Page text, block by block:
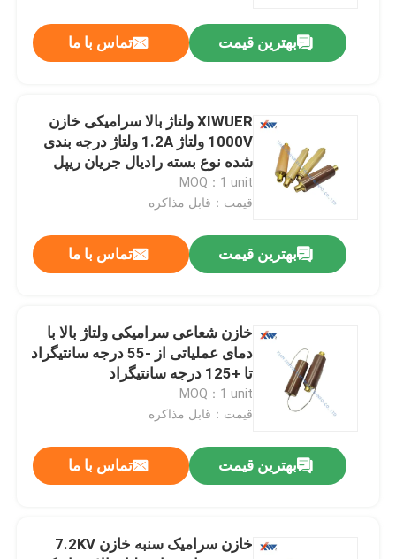
درخواست نقل قول
خازن های دستگیره درب ولتاژ بالا
خازن فیلم ولتاژ بالا
خازن های خط زنده
مدار شکن وکیوم ولتاژ بالا
ترانسفورماتورهای ابزار ولتاژ
آشکارساز ولتاژ خازنی
بهترین قیمت تماس با ما
XIWUER ولتاژ بالا سرامیکی خازن
1000V ولتاژ 1.2A ولتاژ درجه بندی
شده نوع بسته رادیال جریان ریپل
برای فاصله خط زنده
MOQ：1 unit
قیمت：قابل مذاکره
بهترین قیمت تماس با ما
خازن شعاعی سرامیکی ولتاژ بالا با
دمای عملیاتی از -55 درجه سانتیگراد
تا +125 درجه سانتیگراد
MOQ：1 unit
قیمت：قابل مذاکره
بهترین قیمت تماس با ما
خازن سرامیک سنبه خازن 7.2KV